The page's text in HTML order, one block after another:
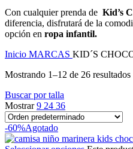
Con cualquier prenda de Kid’s
diferencia, disfrutará de la
opción en ropa infantil.
Inicio MARCAS KID´S
Mostrando 1–12 de 26 resultados
Buscar por talla
Mostrar9 24 36
-60%Agotado